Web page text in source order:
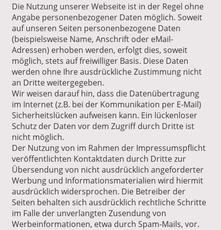
Die Nutzung unserer Webseite ist in der Regel ohne
Angabe personenbezogener Daten möglich. Soweit
auf unseren Seiten personenbezogene Daten
(beispielsweise Name, Anschrift oder eMail-
Adressen) erhoben werden, erfolgt dies, soweit
möglich, stets auf freiwilliger Basis. Diese Daten
werden ohne Ihre ausdrückliche Zustimmung nicht
an Dritte weitergegeben.
Wir weisen darauf hin, dass die Datenübertragung
im Internet (z.B. bei der Kommunikation per E-Mail)
Sicherheitslücken aufweisen kann. Ein lückenloser
Schutz der Daten vor dem Zugriff durch Dritte ist
nicht möglich.
Der Nutzung von im Rahmen der Impressumspflicht
veröffentlichten Kontaktdaten durch Dritte zur
Übersendung von nicht ausdrücklich angeforderter
Werbung und Informationsmaterialien wird hiermit
ausdrücklich widersprochen. Die Betreiber der
Seiten behalten sich ausdrücklich rechtliche Schritte
im Falle der unverlangten Zusendung von
Werbeinformationen, etwa durch Spam-Mails, vor.